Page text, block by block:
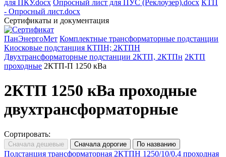
для ПКУ.docx Опросный лист для ПУС (Реклоузер).docx КТП
- Опросный лист.docx
Сертификаты и документация
ПанЭнергоМет Комплектные трансформаторные подстанции
Киосковые подстанция КТПН; 2КТПН
Двухтрансформаторные подстанции 2КТП, 2КТПн 2КТП
проходные 2КТП-П 1250 кВа
2КТП 1250 кВа проходные
двухтрансформаторные
Сортировать:
Подстанция трансформаторная 2КТПН 1250/10/0,4 проходная